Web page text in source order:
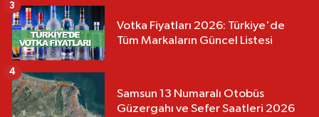
Votka Fiyatları 2026: Türkiye'de
Tüm Markaların Güncel Listesi
3
Samsun 13 Numaralı Otobüs
Güzergahı ve Sefer Saatleri 2026
4